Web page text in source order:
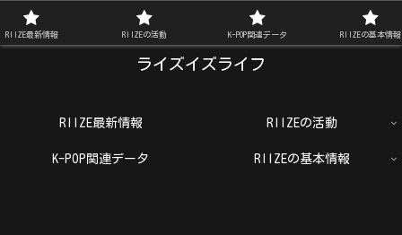
ライズイズライフ
RIIZE最新情報 RIIZEの活動
K-POP関連データ RIIZEの基本情報
RIIZE最新情報 RIIZEの活動 K-POP関連データ RIIZEの基本情報